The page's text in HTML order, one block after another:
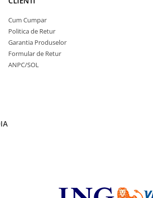
Cum Cumpar
Politica de Retur
Garantia Produselor
Formular de Retur
ANPC/SOL